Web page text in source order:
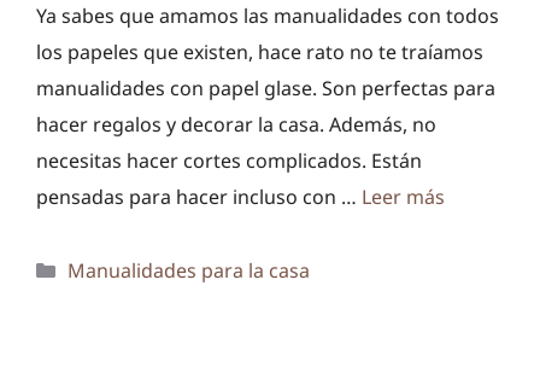
Ya sabes que amamos las manualidades con todos
los papeles que existen, hace rato no te traíamos
manualidades con papel glase. Son perfectas para
hacer regalos y decorar la casa. Además, no
necesitas hacer cortes complicados. Están
pensadas para hacer incluso con … Leer más
Categorías
Manualidades para la casa